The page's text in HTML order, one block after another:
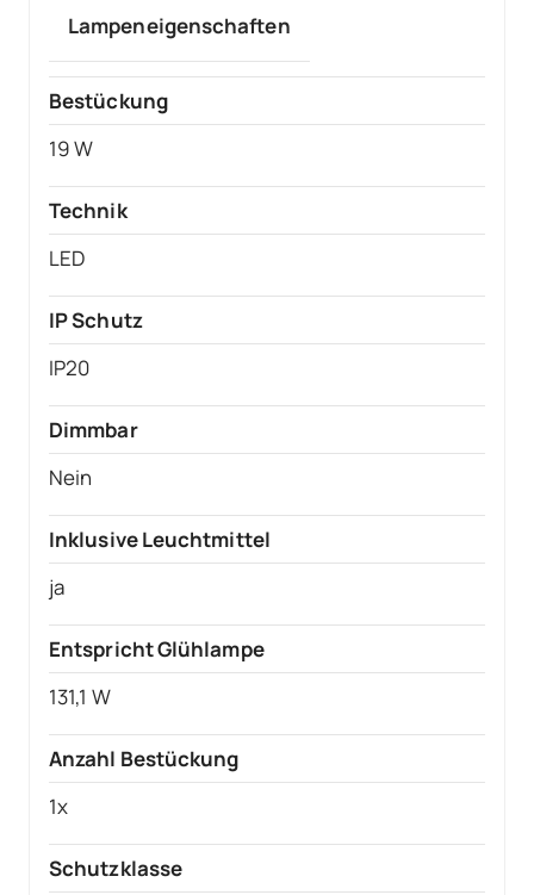
Lampeneigenschaften
Bestückung
19 W
Technik
LED
IP Schutz
IP20
Dimmbar
Nein
Inklusive Leuchtmittel
ja
Entspricht Glühlampe
131,1 W
Anzahl Bestückung
1x
Schutzklasse